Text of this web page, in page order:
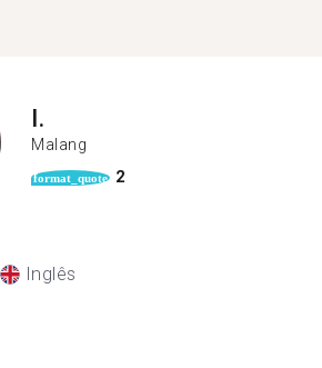
I.
Malang
format_quote 2
Inglês